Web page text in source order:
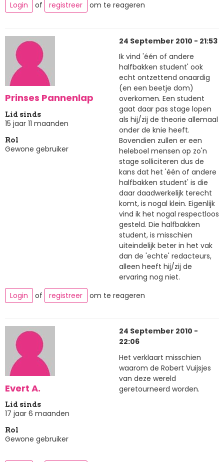
Login of registreer om te reageren
Prinses Pannenlap
Lid sinds
15 jaar 11 maanden
Rol
Gewone gebruiker
24 September 2010 - 21:53
Ik vind 'één of andere
halfbakken student' ook
echt ontzettend onaardig
(en een beetje dom)
overkomen. Een student
gaat daar pas stage lopen
als hij/zij de theorie allemaal
onder de knie heeft.
Bovendien zullen er een
heleboel mensen op zo'n
stage solliciteren dus de
kans dat het 'één of andere
halfbakken student' is die
daar daadwerkelijk terecht
komt, is nogal klein. Eigenlijk
vind ik het nogal respectloos
gesteld. Die halfbakken
student, is misschien
uiteindelijk beter in het vak
dan de 'echte' redacteurs,
alleen heeft hij/zij de
ervaring nog niet.
Login
of registreer om te reageren
Evert A.
Lid sinds
17 jaar 6 maanden
Rol
Gewone gebruiker
24 September 2010 -
22:06
Het verklaart misschien
waarom de Robert Vuijsjes
van deze wereld
geretourneerd worden.